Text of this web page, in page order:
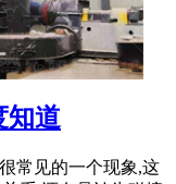
知道
常见的一个现象,这